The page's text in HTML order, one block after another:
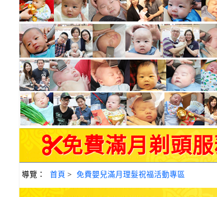
免費滿月剃頭服
導覽： 首頁 > 免費嬰兒滿月理髮祝福活動專區